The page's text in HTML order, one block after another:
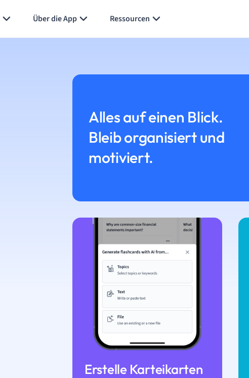
Über die App Ressourcen
Alles auf einen Blick.
Bleib organisiert und
motiviert.
Erstelle Karteikarten